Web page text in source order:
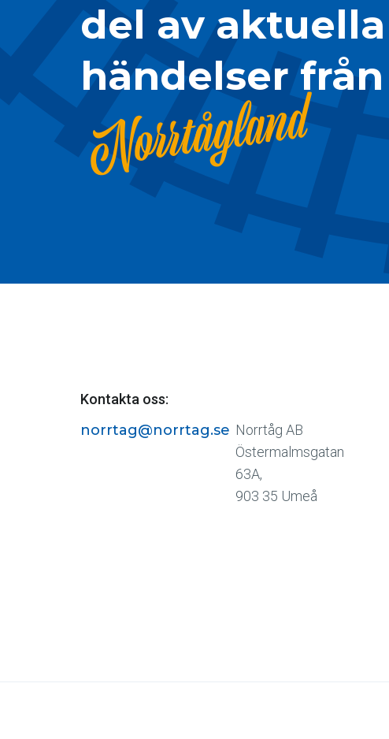
del av aktuella
händelser från
Norrtågland
Kontakta oss:
norrtag@norrtag.se Norrtåg AB
Östermalmsgatan
63A,
903 35 Umeå